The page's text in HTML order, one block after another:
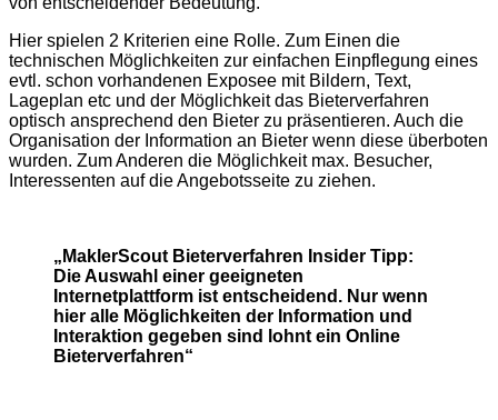
Hier spielen 2 Kriterien eine Rolle. Zum Einen die
technischen Möglichkeiten zur einfachen Einpflegung eines
evtl. schon vorhandenen Exposee mit Bildern, Text,
Lageplan etc und der Möglichkeit das Bieterverfahren
optisch ansprechend den Bieter zu präsentieren. Auch die
Organisation der Information an Bieter wenn diese überboten
wurden. Zum Anderen die Möglichkeit max. Besucher,
Interessenten auf die Angebotsseite zu ziehen.
„MaklerScout Bieterverfahren Insider Tipp:
Die Auswahl einer geeigneten
Internetplattform ist entscheidend. Nur wenn
hier alle Möglichkeiten der Information und
Interaktion gegeben sind lohnt ein Online
Bieterverfahren“